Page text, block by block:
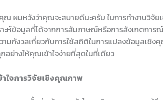
ผมหวังว่าคุณจะสบายดีนะครับ ในการทำงานวิจั
าะห์ข้อมูลที่ได้จากการสัมภาษณ์หรือการสังเกตการ
ามกังวลเกี่ยวกับการใช้สถิติในการแปลงข้อมูลเชิ
อย่างให้คุณเข้าใจง่ายที่สุดในที่เดียว
าใจการวิจัยเชิงคุณภาพ